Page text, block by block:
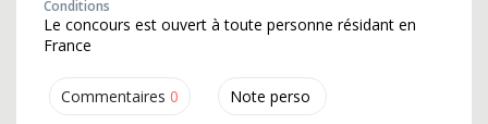
Commentaires 0 Note perso
Conditions
Le concours est ouvert à toute personne résidant en
France